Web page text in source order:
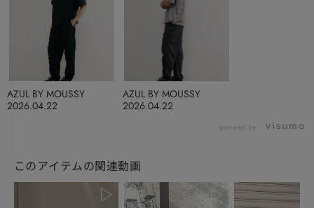
2026.04.22
AZUL BY MOUSSY
2026.04.22
AZUL BY MOUSSY
powered by
このアイテムの関連動画